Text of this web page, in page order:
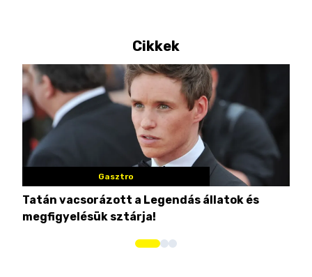
Cikkek
Gasztro
Tatán vacsorázott a Legendás állatok és
megfigyelésük sztárja!